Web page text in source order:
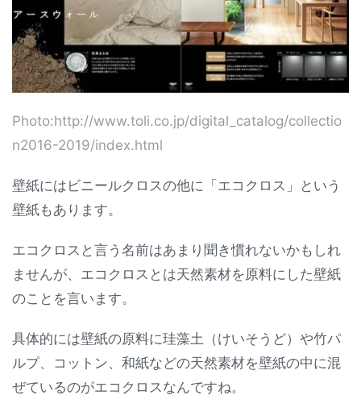
Photo:http://www.toli.co.jp/digital_catalog/collectio
n2016-2019/index.html
壁紙にはビニールクロスの他に「エコクロス」という
壁紙もあります。
エコクロスと言う名前はあまり聞き慣れないかもしれ
ませんが、エコクロスとは天然素材を原料にした壁紙
のことを言います。
具体的には壁紙の原料に珪藻土（けいそうど）や竹パ
ルプ、コットン、和紙などの天然素材を壁紙の中に混
ぜているのがエコクロスなんですね。